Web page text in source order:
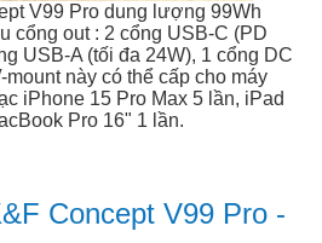
V99 Pro dung lượng 99Wh
cổng out : 2 cổng USB-C (PD
USB-A (tối đa 24W), 1 cổng DC
mount này có thể cấp cho máy
iPhone 15 Pro Max 5 lần, iPad
Pro 16" 1 lần.
Concept V99 Pro -